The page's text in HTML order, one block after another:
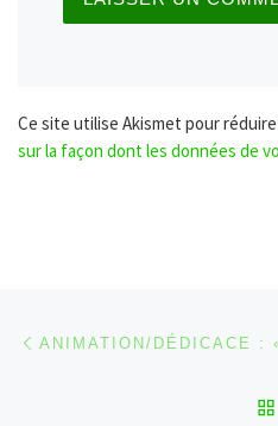
Ce site utilise Akismet pour
sur la façon dont les données de
Parcourir les